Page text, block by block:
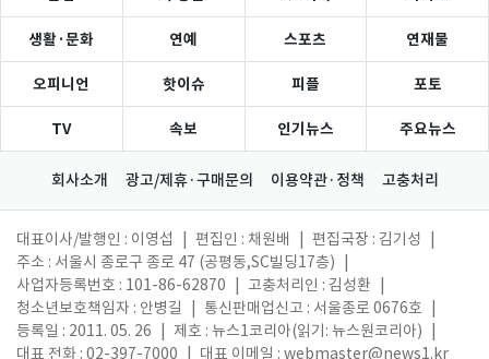
생활·문화 연예 스포츠 연재물
오피니언 핫이슈 피플 포토
TV 속보 인기뉴스 주요뉴스
회사소개 광고/제휴·구매문의 이용약관·정책 고충처리
대표이사/발행인 : 이영섭 편집인 : 채원배 편집국장 : 김기성
주소 : 서울시 종로구 종로 47 (공평동,SC빌딩17층)
사업자등록번호 : 101-86-62870
고충처리인 : 김성환
청소년보호책임자 : 안병길
통신판매업신고 : 서울종로 0676호
등록일 : 2011. 05. 26
제호 : 뉴스1코리아(읽기: 뉴스원코리아)
대표 전화 : 02-397-7000
대표 이메일 : webmaster@news1.kr